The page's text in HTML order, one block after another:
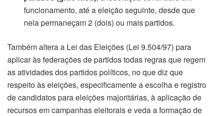
funcionamento, até a eleição seguinte, desde que
nela permaneçam 2 (dois) ou mais partidos.
Também altera a Lei das Eleições (Lei 9.504/97) para
aplicar às federações de partidos todas regras que regem
as atividades dos partidos políticos, no que diz que
respeito às eleições, especificamente a escolha e registro
de candidatos para eleições majoritárias, à aplicação de
recursos em campanhas eleitorais e veda a formação de